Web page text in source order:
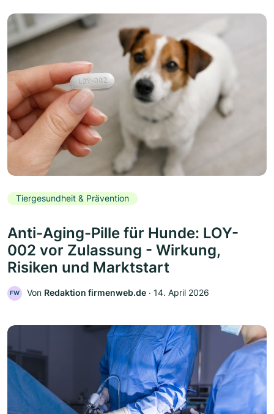
Tiergesundheit & Prävention
Anti-Aging-Pille für Hunde: LOY-
002 vor Zulassung - Wirkung,
Risiken und Marktstart
FW Von Redaktion firmenweb.de ‧ 14. April 2026